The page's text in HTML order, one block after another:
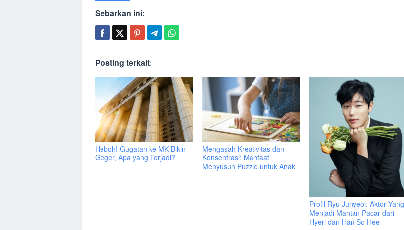
Sebarkan ini:
Posting terkait:
Heboh! Gugatan ke MK Bikin
Geger, Apa yang Terjadi?
Mengasah Kreativitas dan
Konsentrasi: Manfaat
Menyusun Puzzle untuk Anak
Profil Ryu Junyeol: Aktor Yang
Menjadi Mantan Pacar dari
Hyeri dan Han So Hee